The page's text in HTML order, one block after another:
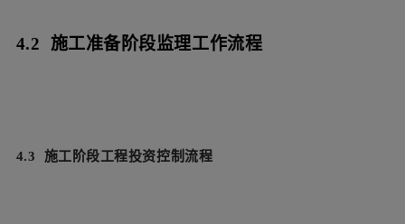
4.2 施工准备阶段监理工作流程
4.3 施工阶段工程投资控制流程